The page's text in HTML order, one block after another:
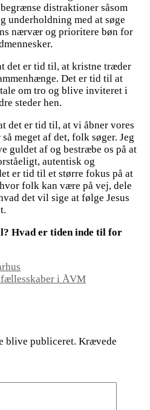
distraktioner såsom
underholdning med at søge
nærvær og prioritere bøn for
det er tid til, at kristne træder
Det er tid til at
om tro og blive inviteret i
steder hen.
det er tid til, at vi åbner vores
meget af det, folk søger. Jeg
guldet af og bestræbe os på at
autentisk og
er tid til et større fokus på at
folk kan være på vej, dele
det vil sige at følge Jesus
Hvad er tiden inde til for
fællesskaber i ÅVM
blive publiceret. Krævede